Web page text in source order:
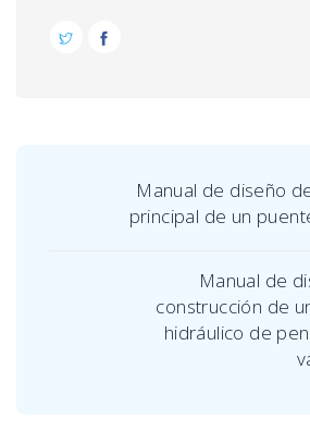
Manual de diseño
principal de un
Manual de
construcción de
hidráulico de